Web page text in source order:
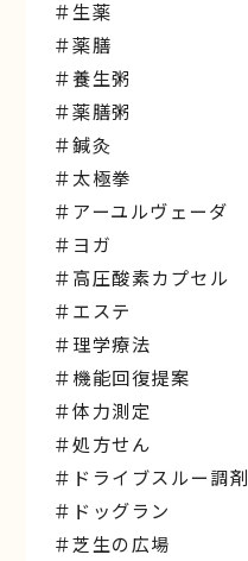
＃生薬
＃薬膳
＃養生粥
＃薬膳粥
＃鍼灸
＃太極拳
＃アーユルヴェーダ
＃ヨガ
＃高圧酸素カプセル
＃エステ
＃理学療法
＃機能回復提案
＃体力測定
＃処方せん
＃ドライブスルー調剤
＃ドッグラン
＃芝生の広場